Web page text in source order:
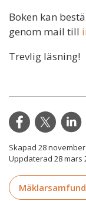
Boken kan
genom mail till
Trevlig läsning!
Skapad 28
Uppdaterad 28 mars